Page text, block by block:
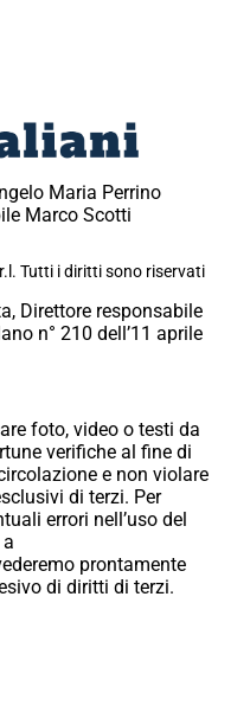
Maria Perrino
Marco Scotti
Tutti i diritti sono riservati
Direttore responsabile
n° 210 dell’11 aprile
foto, video o testi da
verifiche al fine di
e non violare
di terzi. Per
errori nell’uso del
prontamente
di diritti di terzi.